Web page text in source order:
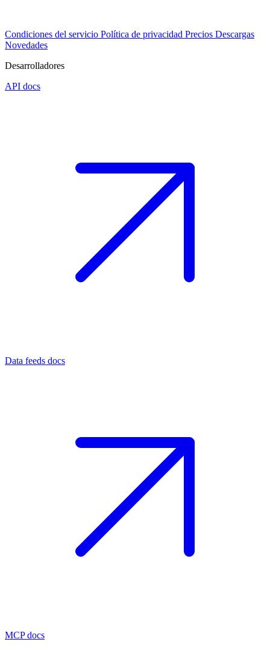
Condiciones del servicio Política de privacidad Precios Descargas
Novedades
Desarrolladores
API docs
Data feeds docs
MCP docs